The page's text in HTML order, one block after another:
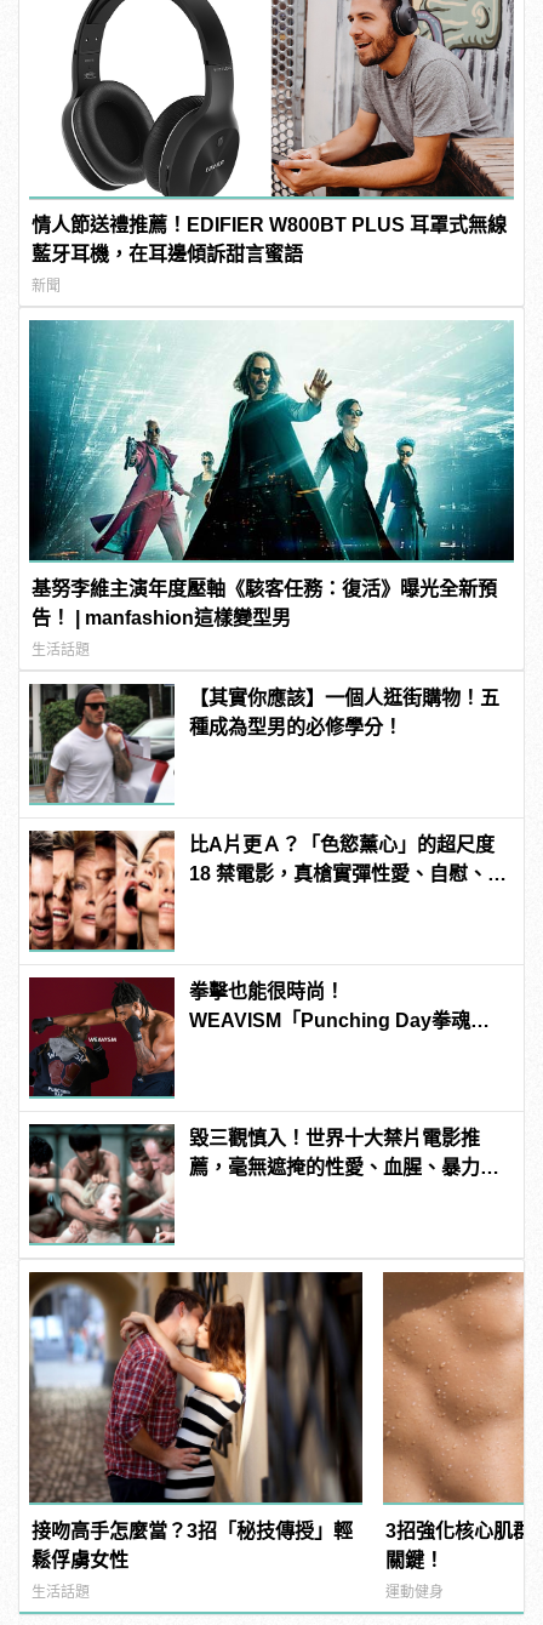
情人節送禮推薦！EDIFIER W800BT PLUS 耳罩式無線
藍牙耳機，在耳邊傾訴甜言蜜語
新聞
基努李維主演年度壓軸《駭客任務：復活》曝光全新預
告！ | manfashion這樣變型男
生活話題
【其實你應該】一個人逛街購物！五
種成為型男的必修學分！
比A片更Ａ？「色慾薰心」的超尺度
18 禁電影，真槍實彈性愛、自慰、
拳擊也能很時尚！
WEAVISM「Punching Day拳魂」
毀三觀慎入！世界十大禁片電影推
薦，毫無遮掩的性愛、血腥、暴力、
接吻高手怎麼當？3招「秘技傳授」輕
鬆俘虜女性
生活話題
3招強化核心肌群
關鍵！
運動健身